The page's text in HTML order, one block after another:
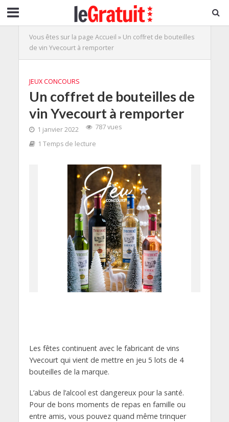
Vous êtes sur la page Accueil » Un coffret de bouteilles
de vin Yvecourt à remporter
JEUX CONCOURS
Un coffret de bouteilles de
vin Yvecourt à remporter
1 janvier 2022
787 vues
1 Temps de lecture
Les fêtes continuent avec le fabricant de vins
Yvecourt qui vient de mettre en jeu 5 lots de 4
bouteilles de la marque.
L’abus de l’alcool est dangereux pour la santé.
Pour de bons moments de repas en famille ou
entre amis, vous pouvez quand même trinquer